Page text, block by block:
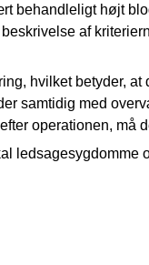
behandleligt højt
af
hvilket betyder,
samtidig med
operationen, må